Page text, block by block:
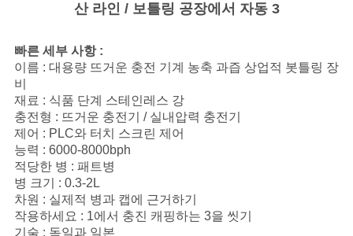
해
사
이
트
맵
산 라인 / 보틀링 공장에서 자동 3
빠른 세부 사항 :
이름 : 대용량 뜨거운 충전 기계 농축 과즙 상업적 봇틀링 장
비
재료 : 식품 단계 스테인레스 강
충전형 : 뜨거운 충전기 / 실내압력 충전기
제어 : PLC와 터치 스크린 제어
능력 : 6000-8000bph
적당한 병 : 패트병
병 크기 : 0.3-2L
차원 : 실제적 병과 캡에 근거하기
작용하세요 : 1에서 충진 캐핑하는 3을 씻기
기술 : 독일과 일본